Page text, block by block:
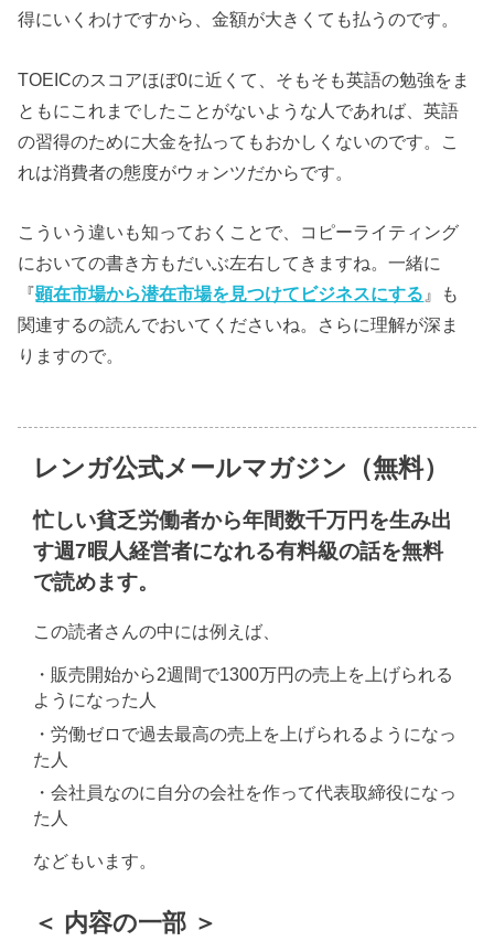
得にいくわけですから、金額が大きくても払うのです。
TOEICのスコアほぼ0に近くて、そもそも英語の勉強をま
ともにこれまでしたことがないような人であれば、英語
の習得のために大金を払ってもおかしくないのです。こ
れは消費者の態度がウォンツだからです。
こういう違いも知っておくことで、コピーライティング
においての書き方もだいぶ左右してきますね。一緒に
『顕在市場から潜在市場を見つけてビジネスにする 』も
関連するの読んでおいてくださいね。さらに理解が深ま
りますので。
レンガ公式メールマガジン（無料）
忙しい貧乏労働者から年間数千万円を生み出
す週7暇人経営者になれる有料級の話を無料
で読めます。
この読者さんの中には例えば、
・販売開始から2週間で1300万円の売上を上げられる
ようになった人
・労働ゼロで過去最高の売上を上げられるようになっ
た人
・会社員なのに自分の会社を作って代表取締役になっ
た人
などもいます。
＜ 内容の一部 ＞